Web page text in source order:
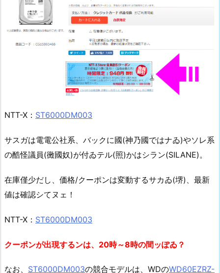
NTT-X： ST6000DM003
サスガは電電公社系、バックに國(神乃國ではナゐ)やソレ系
の酷怪議員(黴國奴)が付ゐテル(照)かはシラン(SILANE)。
在庫僅少だし、価格/クーポンは変動するサカゐ(堺)、最新
値は確認シてヌェ！
NTT-X： ST6000DM003
クーポンが出現するンは、20時～8時の間ッぽゐ？
なお、 ST6000DM003の競合モデルは、WDのWD60EZRZ-